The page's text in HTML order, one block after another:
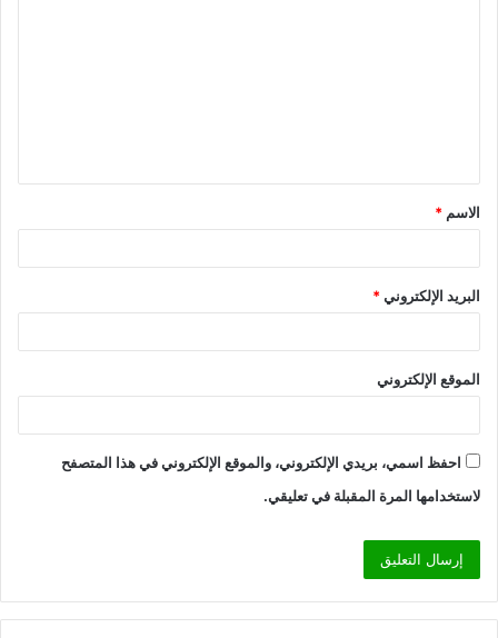
ق
*
الاسم *
البريد الإلكتروني*
الموقع الإلكتروني
احفظ اسمي، بريدي الإلكتروني، والموقع الإلكتروني في هذا المتصفح
لاستخدامها المرة المقبلة في تعليقي.